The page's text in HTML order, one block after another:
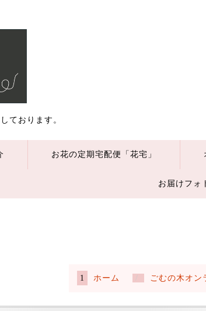
ております。
お花の定期宅配便「花宅」
お届けフォ
ホーム ごむの木オン